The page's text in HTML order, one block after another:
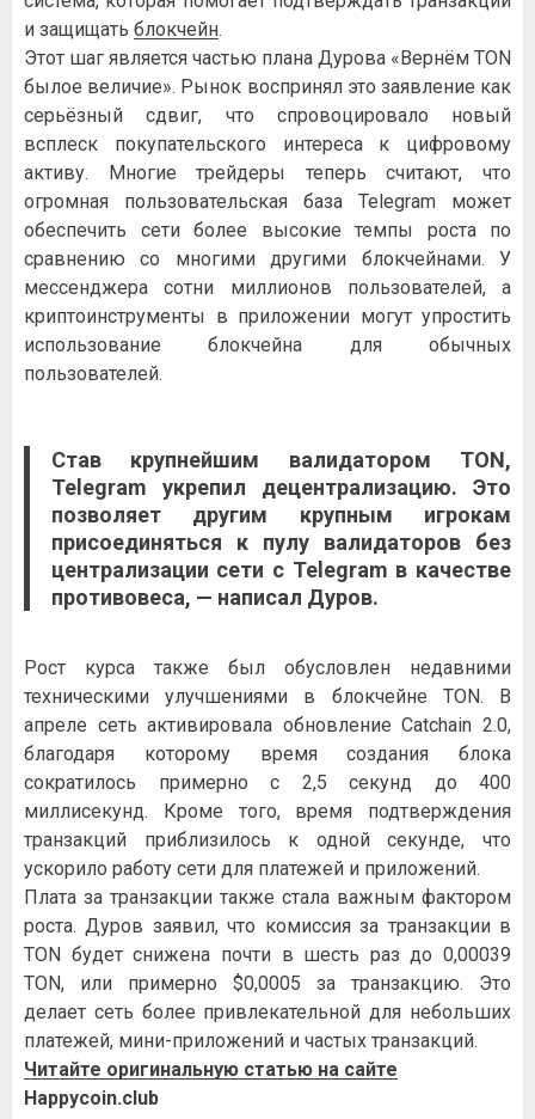
и защищать блокчейн.
Этот шаг является частью плана Дурова «Вернём TON
былое величие». Рынок воспринял это заявление как
серьёзный сдвиг, что спровоцировало новый
всплеск покупательского интереса к цифровому
активу. Многие трейдеры теперь считают, что
огромная пользовательская база Telegram может
обеспечить сети более высокие темпы роста по
сравнению со многими другими блокчейнами. У
мессенджера сотни миллионов пользователей, а
криптоинструменты в приложении могут упростить
использование блокчейна для обычных
пользователей.
Став крупнейшим валидатором TON,
Telegram укрепил децентрализацию. Это
позволяет другим крупным игрокам
присоединяться к пулу валидаторов без
централизации сети с Telegram в качестве
противовеса, — написал Дуров.
Рост курса также был обусловлен недавними
техническими улучшениями в блокчейне TON. В
апреле сеть активировала обновление Catchain 2.0,
благодаря которому время создания блока
сократилось примерно с 2,5 секунд до 400
миллисекунд. Кроме того, время подтверждения
транзакций приблизилось к одной секунде, что
ускорило работу сети для платежей и приложений.
Плата за транзакции также стала важным фактором
роста. Дуров заявил, что комиссия за транзакции в
TON будет снижена почти в шесть раз до 0,00039
TON, или примерно $0,0005 за транзакцию. Это
делает сеть более привлекательной для небольших
платежей, мини-приложений и частых транзакций.
Читайте оригинальную статью на сайте
Happycoin.club